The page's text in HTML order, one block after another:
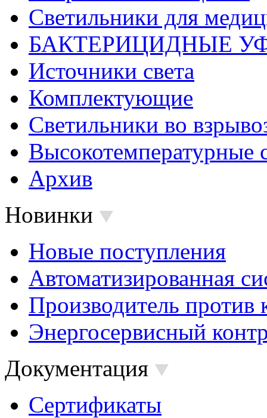
Светильники для
БАКТЕРИЦИДНЫЕ
Источники света
Комплектующие
Светильники во
Высокотемпературные
Архив
Новинки
Новые поступления
Автоматизированная
Производитель против
Энергосервисный
Документация
Сертификаты